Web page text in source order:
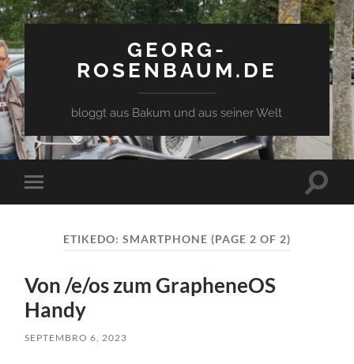
GEORG-
ROSENBAUM.DE
bloggt aus Bakum und aus seiner Welt
Toggle
mobile
Toggle
ETIKEDO: SMARTPHONE (PAGE 2 OF 2)
Von /e/os zum GrapheneOS
Handy
SEPTEMBRO 6, 2023